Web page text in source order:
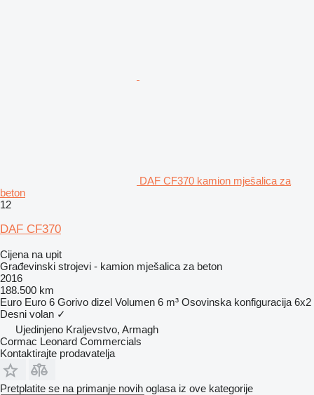
DAF CF370 kamion mješalica za
beton
12
DAF CF370
Cijena na upit
Građevinski strojevi - kamion mješalica za beton
2016
188.500 km
Euro Euro 6 Gorivo dizel Volumen 6 m³ Osovinska konfiguracija 6x2
Desni volan ✓
Ujedinjeno Kraljevstvo, Armagh
Cormac Leonard Commercials
Kontaktirajte prodavatelja
Pretplatite se na primanje novih oglasa iz ove kategorije